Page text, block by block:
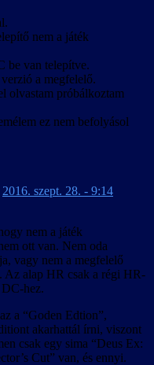
nem a játék
be van telepítve.
a megfelelő.
olvastam próbálkoztam
ez nem befolyásol
2016. szept. 28. - 9:14
nem a játék
ott van. Nem oda
vagy nem a megfelelő
Az alap HR csak a régi HR-
hez.
a “Goden Edtion”,
akarhattál írni, viszont
csak egy sima “Deus Ex:
Cut” van, és ennyi.